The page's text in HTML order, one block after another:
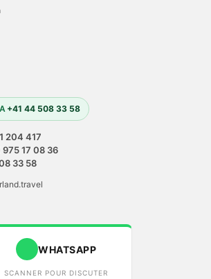
+41 44 508 33 58
204 417
17 08 36
33 58
WHATSAPP
SCANNER POUR DISCUTER